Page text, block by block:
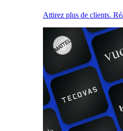
Attirez plus de clients.